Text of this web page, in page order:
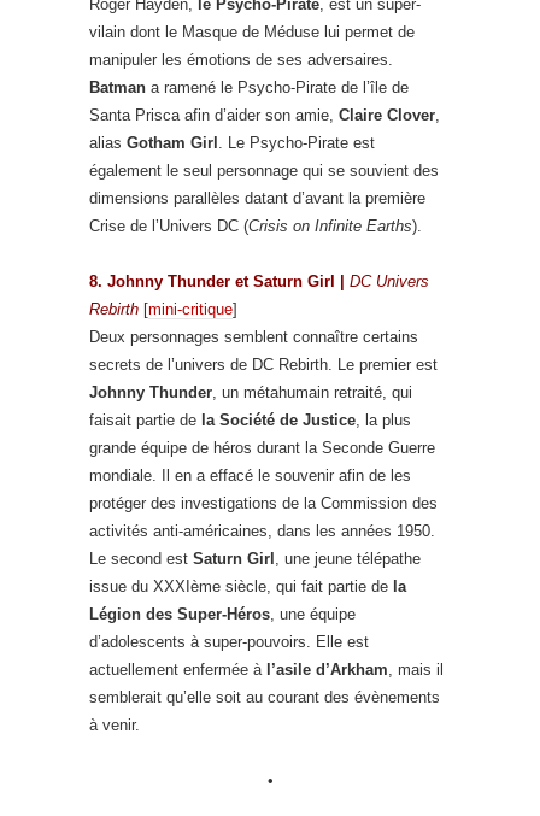
Roger Hayden, le Psycho-Pirate, est un super-
vilain dont le Masque de Méduse lui permet de
manipuler les émotions de ses adversaires.
Batman a ramené le Psycho-Pirate de l’île de
Santa Prisca afin d’aider son amie, Claire Clover,
alias Gotham Girl . Le Psycho-Pirate est
également le seul personnage qui se souvient des
dimensions parallèles datant d’avant la première
Crise de l’Univers DC (Crisis on Infinite Earths).
8. Johnny Thunder et Saturn Girl
DC Univers
Rebirth [mini-critique]
Deux personnages semblent connaître certains
secrets de l’univers de DC Rebirth. Le premier est
Johnny Thunder, un métahumain retraité, qui
faisait partie de la Société de Justice, la plus
grande équipe de héros durant la Seconde Guerre
mondiale. Il en a effacé le souvenir afin de les
protéger des investigations de la Commission des
activités anti-américaines, dans les années 1950.
Le second est Saturn Girl , une jeune télépathe
issue du XXXIème siècle, qui fait partie de la
Légion des Super-Héros, une équipe
d’adolescents à super-pouvoirs. Elle est
actuellement enfermée à l’asile d’Arkham, mais il
semblerait qu’elle soit au courant des évènements
à venir.
•